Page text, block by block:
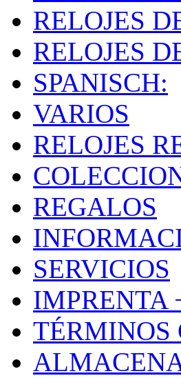
RELOJES
RELOJES
SPANISCH:
VARIOS
RELOJES
REGALOS
SERVICIOS
IMPRENTA
TÉRMINOS